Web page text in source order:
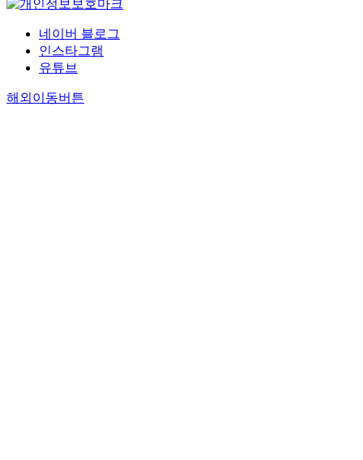
네이버 블로그
인스타그램
유튜브
해외이동버튼